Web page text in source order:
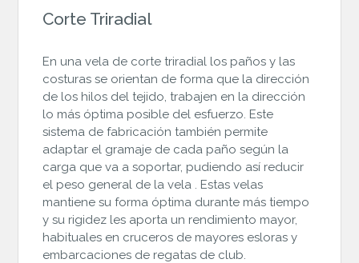
Corte Triradial
En una vela de corte triradial los paños y las
costuras se orientan de forma que la dirección
de los hilos del tejido, trabajen en la dirección
lo más óptima posible del esfuerzo. Este
sistema de fabricación también permite
adaptar el gramaje de cada paño según la
carga que va a soportar, pudiendo así reducir
el peso general de la vela . Estas velas
mantiene su forma óptima durante más tiempo
y su rigidez les aporta un rendimiento mayor,
habituales en cruceros de mayores esloras y
embarcaciones de regatas de club.